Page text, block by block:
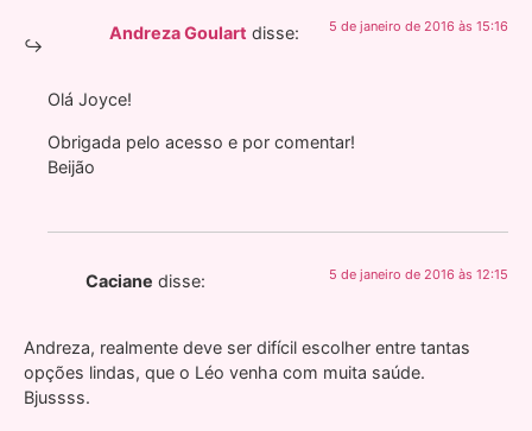
Andreza Goulart disse: 5 de janeiro de 2016 às 15:16
Olá Joyce!
Obrigada pelo acesso e por comentar!
Beijão
Caciane disse: 5 de janeiro de 2016 às 12:15
Andreza, realmente deve ser difícil escolher entre tantas
opções lindas, que o Léo venha com muita saúde.
Bjussss.